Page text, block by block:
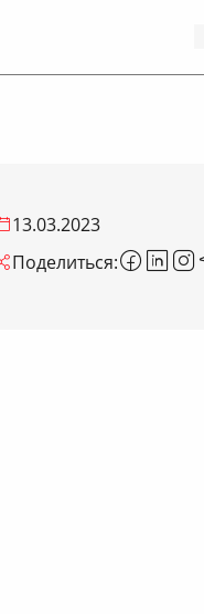
13.03.2023
Поделиться: